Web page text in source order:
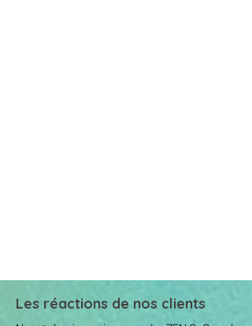
Les réactions de nos clients